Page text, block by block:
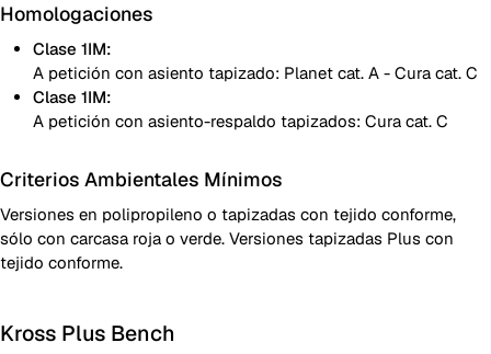
Homologaciones
Clase 1IM:
A petición con asiento tapizado: Planet cat. A - Cura cat. C
Clase 1IM:
A petición con asiento-respaldo tapizados: Cura cat. C
Criterios Ambientales Mínimos
Versiones en polipropileno o tapizadas con tejido conforme,
sólo con carcasa roja o verde. Versiones tapizadas Plus con
tejido conforme.
Kross Plus Bench